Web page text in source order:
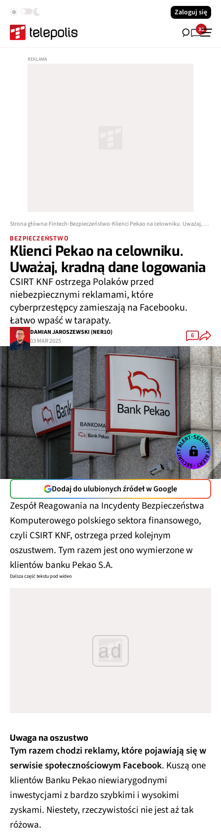
Zaloguj się
33
Strona główna Fintech Bezpieczeństwo Klienci Pekao na celowniku. Uważaj, kradną dane logowania
BEZPIECZEŃSTWO
Klienci Pekao na celowniku.
Uważaj, kradną dane logowania
CSIRT KNF ostrzega Polaków przed
niebezpiecznymi reklamami, które
cyberprzestępcy zamieszają na Facebooku.
Łatwo wpaść w tarapaty.
DAMIAN JAROSZEWSKI (NER1O)
03 MAR 2025
6
Dodaj do ulubionych źródeł w Google
Zespół Reagowania na Incydenty Bezpieczeństwa
Komputerowego polskiego sektora finansowego,
czyli CSIRT KNF, ostrzega przed kolejnym
oszustwem. Tym razem jest ono wymierzone w
klientów banku Pekao S.A.
Dalsza część tekstu pod wideo
ad
Uwaga na oszustwo
Tym razem chodzi reklamy, które pojawiają się w
serwisie społecznościowym Facebook. Kuszą one
klientów Banku Pekao niewiarygodnymi
inwestycjami z bardzo szybkimi i wysokimi
zyskami. Niestety, rzeczywistości nie jest aż tak
różowa.